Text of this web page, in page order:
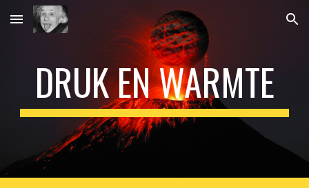
Skip to main content Skip to navigation
DRUK EN WARMTE